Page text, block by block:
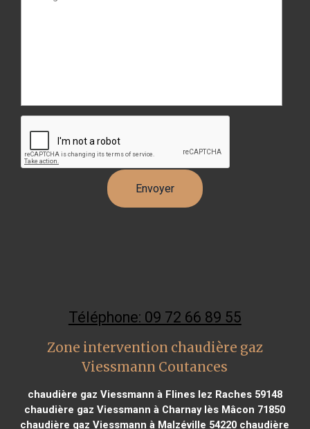
Téléphone: 09 72 66 89 55
Zone intervention chaudière gaz
Viessmann Coutances
chaudière gaz Viessmann à Flines lez Raches 59148
chaudière gaz Viessmann à Charnay lès Mâcon 71850
chaudière gaz Viessmann à Malzéville 54220 chaudière